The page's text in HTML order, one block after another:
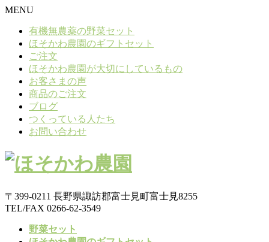
MENU
有機無農薬の野菜セット
ほそかわ農園のギフトセット
ご注文
ほそかわ農園が大切にしているもの
お客さまの声
商品のご注文
ブログ
つくっている人たち
お問い合わせ
〒399-0211 長野県諏訪郡富士見町富士見8255
TEL/FAX 0266-62-3549
野菜セット